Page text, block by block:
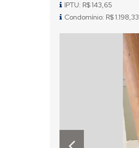
IPTU: R$ 143,65
Condomínio: R$ 1.198,33